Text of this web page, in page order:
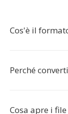
Cos'è il
Perché
Cosa apre i file